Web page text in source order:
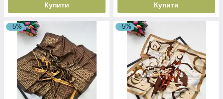
Купити Купити
–5% –5%